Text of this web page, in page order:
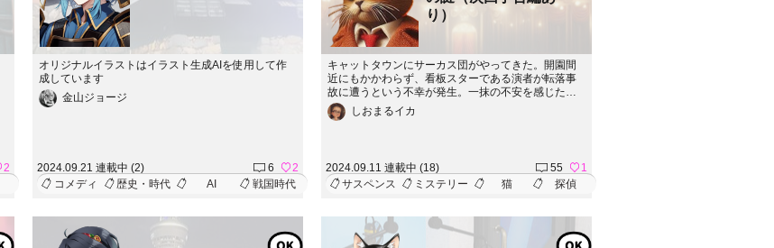
2
オリジナルイラストはイラスト生成AIを使用して作
成しています
金山ジョージ
2024.09.21 連載中 (2) 6
2
コメディ
歴史・時代 AI 戦国時代
り）
キャットタウンにサーカス団がやってきた。開園間
近にもかかわらず、看板スターである演者が転落事
故に遭うという不幸が発生。一抹の不安を感じたジ
ョセフは、フェリックスとワトリーに協力を求め
る。一見すると単なる事故に見えたが、事態は予想
のすら揺らぐような大きな陰謀に巻き込まれてい
く。友情と裏切り、愛情と憎悪が絡み合う中、果た
して彼らは無事に謎を解き明かすことができるの
しおまるイカ
2024.09.11 連載中 (18) 55
1
サスペンス
ミステリー 猫 探偵